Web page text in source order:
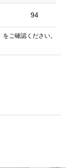
94
をご確認ください。